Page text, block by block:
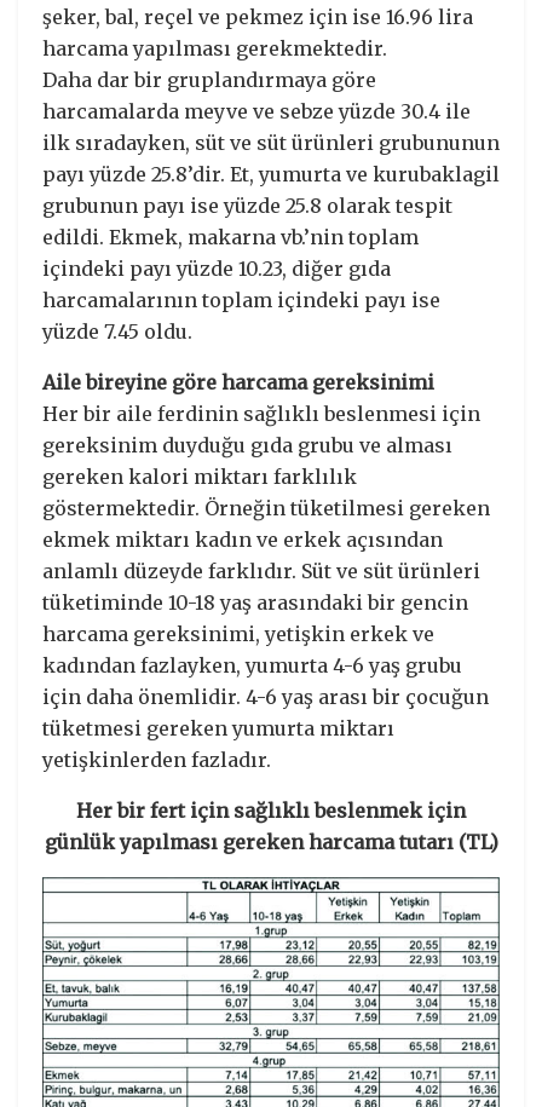
şeker, bal, reçel ve pekmez için ise 16.96 lira
harcama yapılması gerekmektedir.
Daha dar bir gruplandırmaya göre
harcamalarda meyve ve sebze yüzde 30.4 ile
ilk sıradayken, süt ve süt ürünleri grubununun
payı yüzde 25.8’dir. Et, yumurta ve kurubaklagil
grubunun payı ise yüzde 25.8 olarak tespit
edildi. Ekmek, makarna vb.’nin toplam
içindeki payı yüzde 10.23, diğer gıda
harcamalarının toplam içindeki payı ise
yüzde 7.45 oldu.
Aile bireyine göre harcama gereksinimi
Her bir aile ferdinin sağlıklı beslenmesi için
gereksinim duyduğu gıda grubu ve alması
gereken kalori miktarı farklılık
göstermektedir. Örneğin tüketilmesi gereken
ekmek miktarı kadın ve erkek açısından
anlamlı düzeyde farklıdır. Süt ve süt ürünleri
tüketiminde 10-18 yaş arasındaki bir gencin
harcama gereksinimi, yetişkin erkek ve
kadından fazlayken, yumurta 4-6 yaş grubu
için daha önemlidir. 4-6 yaş arası bir çocuğun
tüketmesi gereken yumurta miktarı
yetişkinlerden fazladır.
Her bir fert için sağlıklı beslenmek için
günlük yapılması gereken harcama tutarı (TL)